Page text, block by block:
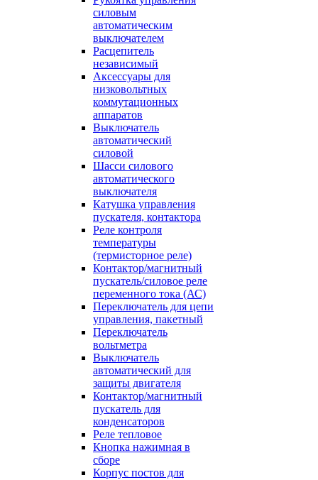
силовым
автоматическим
выключателем
Расцепитель
независимый
Аксессуары для
низковольтных
коммутационных
аппаратов
Выключатель
автоматический
силовой
Шасси силового
автоматического
выключателя
Катушка управления
пускателя, контактора
Реле контроля
температуры
(термисторное реле)
Контактор/магнитный
пускатель/силовое реле
переменного тока (АС)
Переключатель для цепи
управления, пакетный
Переключатель
вольтметра
Выключатель
автоматический для
защиты двигателя
Контактор/магнитный
пускатель для
конденсаторов
Реле тепловое
Кнопка нажимная в
сборе
Корпус постов для